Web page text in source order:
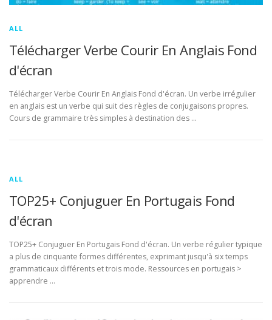
ALL
Télécharger Verbe Courir En Anglais Fond
d'écran
Télécharger Verbe Courir En Anglais Fond d'écran. Un verbe irrégulier
en anglais est un verbe qui suit des règles de conjugaisons propres.
Cours de grammaire très simples à destination des …
ALL
TOP25+ Conjuguer En Portugais Fond
d'écran
TOP25+ Conjuguer En Portugais Fond d'écran. Un verbe régulier typique
a plus de cinquante formes différentes, exprimant jusqu'à six temps
grammaticaux différents et trois mode. Ressources en portugais >
apprendre …